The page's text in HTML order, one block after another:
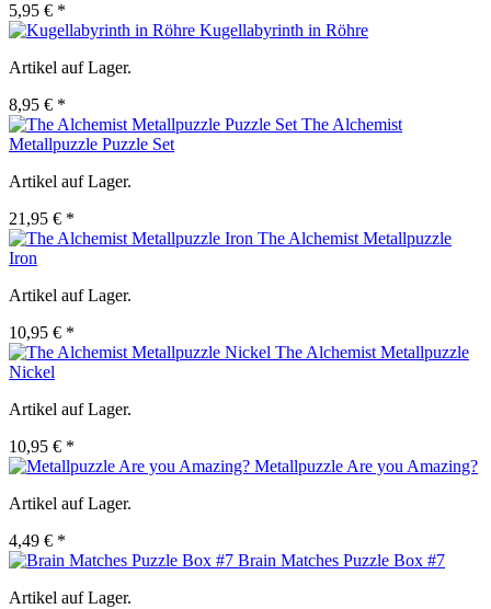
5,95 € *
Kugellabyrinth in Röhre
Artikel auf Lager.
8,95 € *
The Alchemist
Metallpuzzle Puzzle Set
Artikel auf Lager.
21,95 € *
The Alchemist Metallpuzzle
Iron
Artikel auf Lager.
10,95 € *
The Alchemist Metallpuzzle
Nickel
Artikel auf Lager.
10,95 € *
Metallpuzzle Are you Amazing?
Artikel auf Lager.
4,49 € *
Brain Matches Puzzle Box #7
Artikel auf Lager.